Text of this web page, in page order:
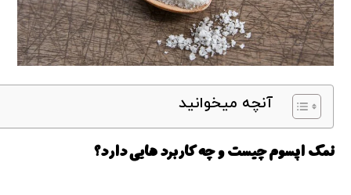
آنچه میخوانید
نمک اپسوم چیست و چه کاربرد هایی دارد؟